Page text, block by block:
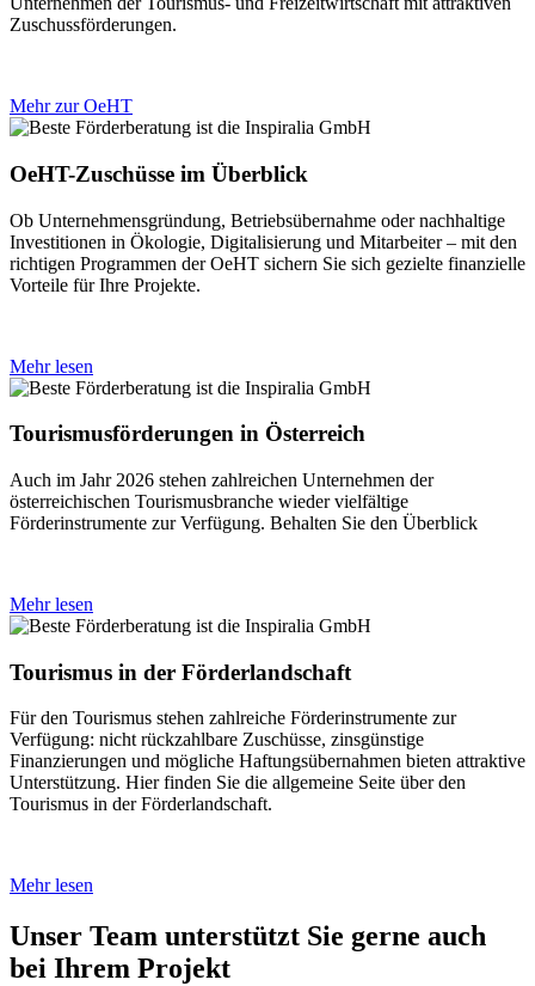
Zuschussförderungen.
Mehr zur OeHT
OeHT-Zuschüsse im Überblick
Ob Unternehmensgründung, Betriebsübernahme oder nachhaltige
Investitionen in Ökologie, Digitalisierung und Mitarbeiter – mit den
richtigen Programmen der OeHT sichern Sie sich gezielte finanzielle
Vorteile für Ihre Projekte.
Mehr lesen
Tourismusförderungen in Österreich
Auch im Jahr 2026 stehen zahlreichen Unternehmen der
österreichischen Tourismusbranche wieder vielfältige
Förderinstrumente zur Verfügung. Behalten Sie den Überblick
Mehr lesen
Tourismus in der Förderlandschaft
Für den Tourismus stehen zahlreiche Förderinstrumente zur
Verfügung: nicht rückzahlbare Zuschüsse, zinsgünstige
Finanzierungen und mögliche Haftungsübernahmen bieten attraktive
Unterstützung. Hier finden Sie die allgemeine Seite über den
Tourismus in der Förderlandschaft.
Mehr lesen
Unser Team unterstützt Sie gerne auch
bei Ihrem Projekt